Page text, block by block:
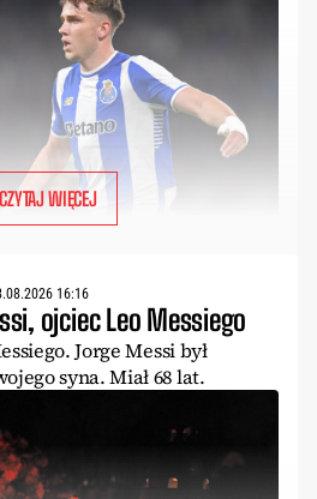
CZYTAJ WIĘCEJ
16:16
ojciec Leo Messiego
Jorge Messi był
syna. Miał 68 lat.